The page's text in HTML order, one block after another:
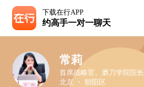
下载在行APP
约高手一对一聊天
常莉
首席战略官、磨刀学院院长
北京 ・ 朝阳区